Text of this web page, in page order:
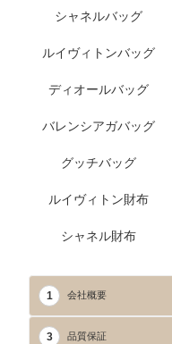
シャネルバッグ
ルイヴィトンバッグ
ディオールバッグ
バレンシアガバッグ
グッチバッグ
ルイヴィトン財布
シャネル財布
1 会社概要
3 品質保証